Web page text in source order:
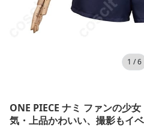
1 /6
ONE PIECE ナミ ファンの少
気・上品かわいい、撮影もイ